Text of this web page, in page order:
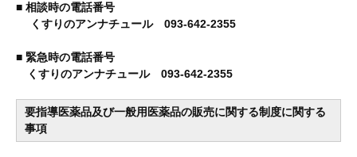
■ 相談時の電話番号
くすりのアンナチュール 093-642-2355
■ 緊急時の電話番号
くすりのアンナチュール 093-642-2355
要指導医薬品及び一般用医薬品の販売に関する制度に関する
事項